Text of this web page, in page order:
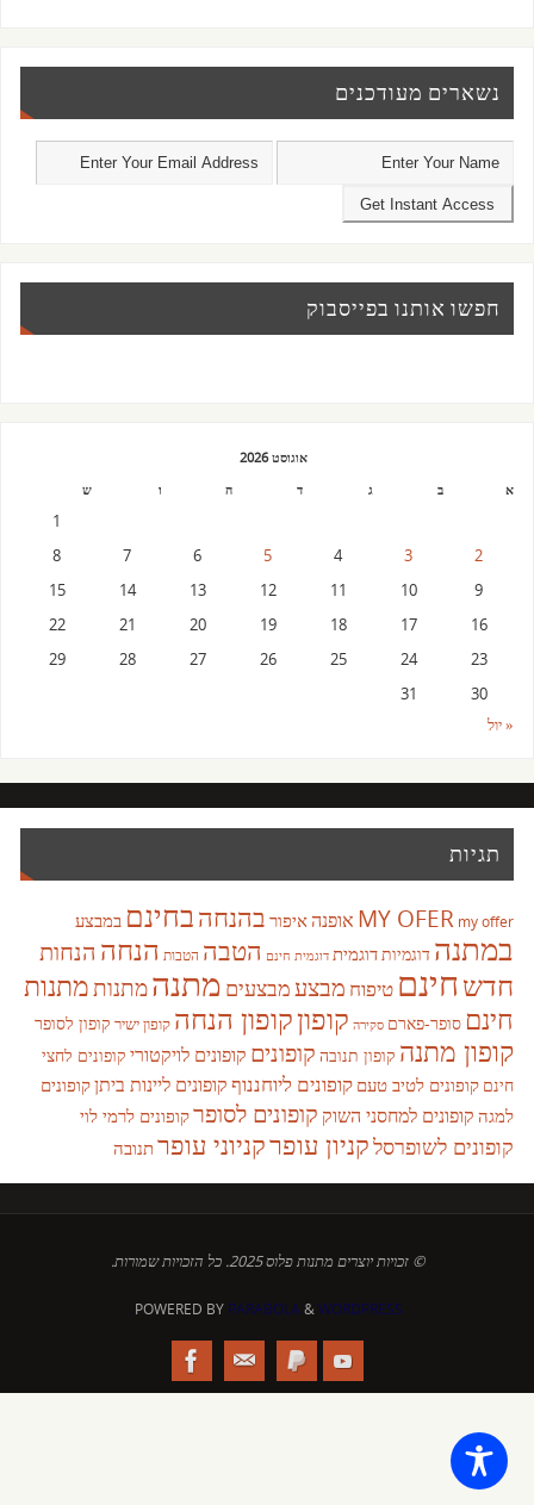
נשארים מעודכנים
חפשו אותנו בפייסבוק
אוגוסט 2026
א
ב ג ד ה ו ש
1
2
3
4
5
6
7
8
9
10
11
12
13
14
15
16
17
18
19
20
21
22
23
24
25
26
27
28
29
30
31
« יול
תגיות
MY OFER my offer אופנהאיפור בהנחהבחינם במבצע
במתנה דוגמיותדוגמית דוגמית חינם הטבה הטבות הנחה הנחות
חדשחינם טיפוח מבצעמבצעים מתנהמתנותמתנות
חינם סופר-פארם סקירה קופוןקופון הנחה קופון ישיר קופון לסופר
קופון מתנה קופון תנובה קופונים קופונים לויקטורי קופונים לחצי
חינם קופונים לטיב טעם קופונים ליוחננוףקופונים ליינות ביתןקופונים
למגה קופונים למחסני השוק קופונים לסופרקופונים לרמי לוי
קופונים לשופרסלקניון עופרקניוני עופרתנובה
© זכויות יוצרים מתנות פלוס 2025. כל הזכויות שמורות.
POWERED BY PARABOLA&WORDPRESS.